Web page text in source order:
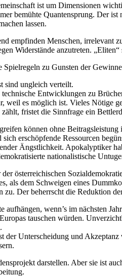
ist um Dimensionen
bemühte Quantensprung. Der
lassen.
empfinden Menschen, irrelevant
Widerstände anzutreten.
Spielregeln zu Gunsten der
sind ungleich verteilt.
Entwicklungen zu
weil es möglich ist. Vieles Nötige
fristet die Sinnfrage ein
können ohne Beitragsleistung
erschöpfende Ressourcen
Ängstlichkeit. Apokalyptiker
nationalistische
österreichischen
als dem Schweigen eines
zu. Der beherrscht die Reduktion
aufhängen, wenn’s im nächsten
tauschen würden.
der Unterscheidung und
darstellen. Aber sie ist